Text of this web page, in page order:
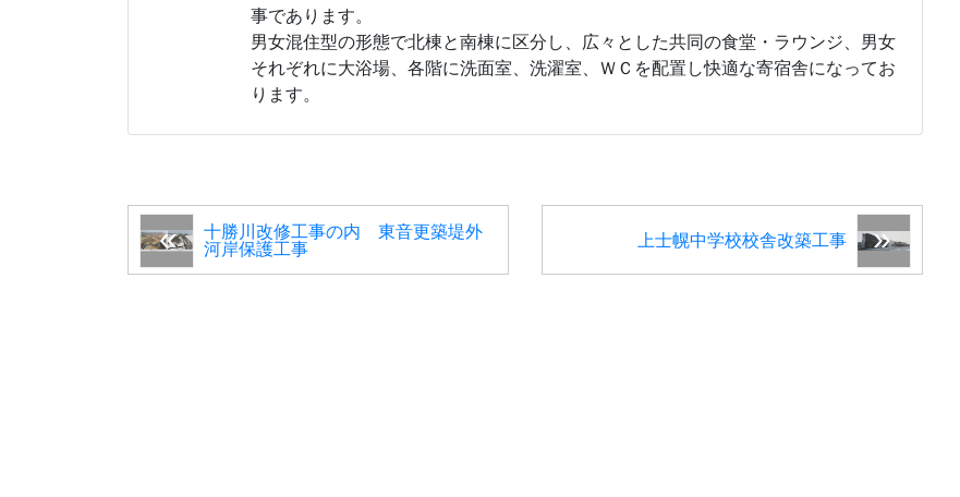
事であります。
男女混住型の形態で北棟と南棟に区分し、広々とした共同の食堂・ラウンジ、男女
それぞれに大浴場、各階に洗面室、洗濯室、ＷＣを配置し快適な寄宿舎になってお
ります。
十勝川改修工事の内 東音更築堤外
河岸保護工事
上士幌中学校校舎改築工事